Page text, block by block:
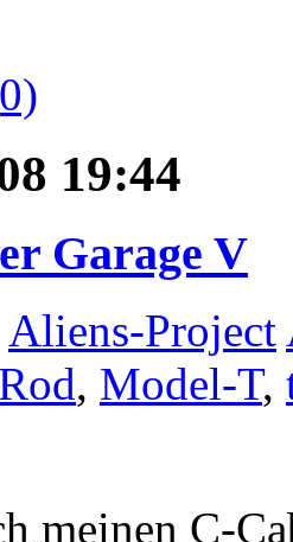
19:44
Garage V
Aliens-Project
, Model-T,
meinen C-